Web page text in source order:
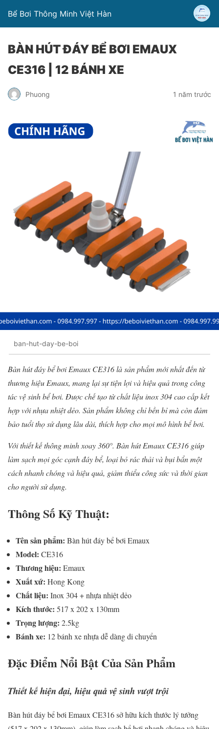
Bể Bơi Thông Minh Việt Hàn
BÀN HÚT ĐÁY BỂ BƠI EMAUX
CE316 | 12 BÁNH XE
Phuong 1 năm trước
ban-hut-day-be-boi
Bàn hút đáy bể bơi Emaux CE316 là sản phẩm mới nhất đến từ
thương hiệu Emaux, mang lại sự tiện lợi và hiệu quả trong công
tác vệ sinh bể bơi. Được chế tạo từ chất liệu inox 304 cao cấp kết
hợp với nhựa nhiệt dẻo. Sản phẩm không chỉ bền bỉ mà còn đảm
bảo tuổi thọ sử dụng lâu dài, thích hợp cho mọi mô hình bể bơi.
Với thiết kế thông minh xoay 360°. Bàn hút Emaux CE316 giúp
làm sạch mọi góc cạnh đáy bể, loại bỏ rác thải và bụi bẩn một
cách nhanh chóng và hiệu quả, giảm thiểu công sức và thời gian
cho người sử dụng.
Thông Số Kỹ Thuật:
Tên sản phẩm: Bàn hút đáy bể bơi Emaux
Model: CE316
Thương hiệu: Emaux
Xuất xứ: Hong Kong
Chất liệu: Inox 304 + nhựa nhiệt dẻo
Kích thước: 517 x 202 x 130mm
Trọng lượng: 2.5kg
Bánh xe: 12 bánh xe nhựa dễ dàng di chuyển
Đặc Điểm Nổi Bật Của Sản Phẩm
Thiết kế hiện đại, hiệu quả vệ sinh vượt trội
Bàn hút đáy bể bơi Emaux CE316 sở hữu kích thước lý tưởng